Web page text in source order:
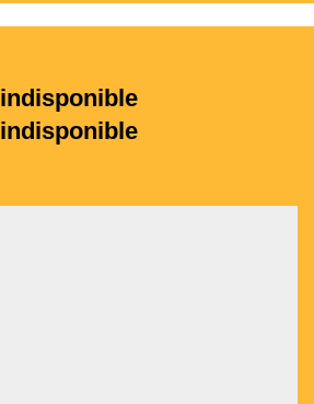
indisponible
indisponible